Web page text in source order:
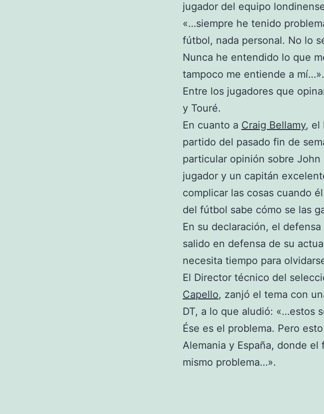
jugador del equipo
«…siempre he tenido
fútbol, nada personal. No lo
Nunca he entendido lo que
tampoco me entiende a mí…».
Entre los jugadores que
y Touré.
En cuanto a Craig Bellamy, el
partido del pasado fin de
particular opinión sobre
jugador y un capitán
complicar las cosas cuando
del fútbol sabe cómo se las
En su declaración, el defensa
salido en defensa de su
necesita tiempo para
El Director técnico del
Capello, zanjó el tema con
DT, a lo que aludió: «…estos
Ése es el problema. Pero
Alemania y España, donde
mismo problema…».